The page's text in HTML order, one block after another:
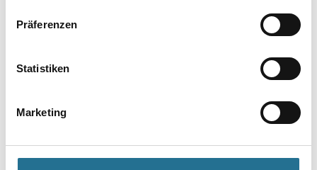
Präferenzen
Statistiken
Marketing
PRODUKTEIGENSCHAFTEN